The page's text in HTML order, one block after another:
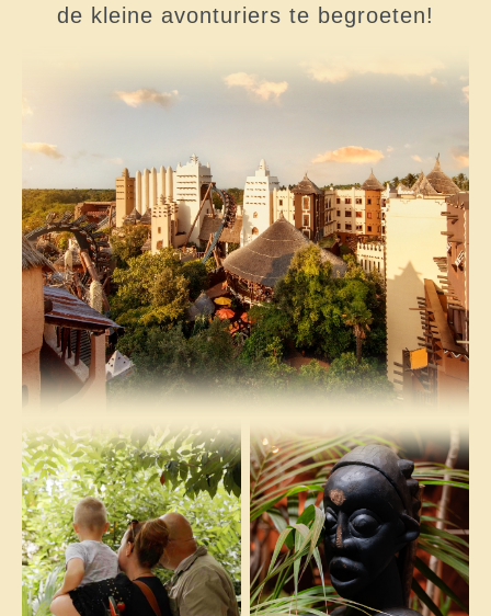
de kleine avonturiers te begroeten!